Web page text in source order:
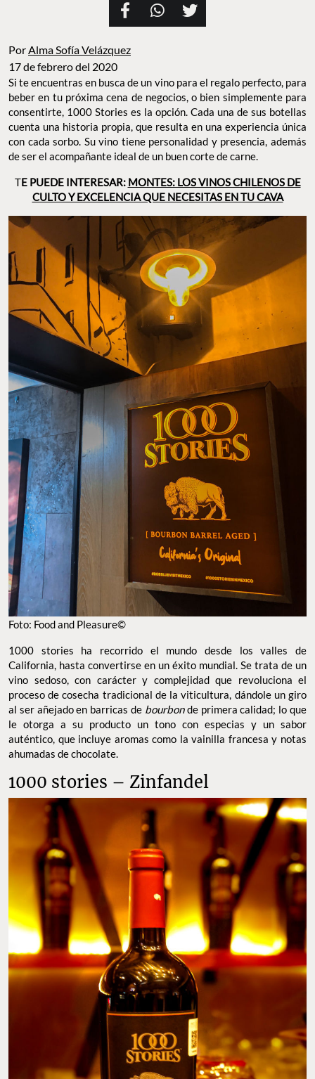
Por Alma Sofía Velázquez
17 de febrero del 2020
Si te encuentras en busca de un vino para el regalo perfecto, para
beber en tu próxima cena de negocios, o bien simplemente para
consentirte, 1000 Stories es la opción. Cada una de sus botellas
cuenta una historia propia, que resulta en una experiencia única
con cada sorbo. Su vino tiene personalidad y presencia, además
de ser el acompañante ideal de un buen corte de carne.
TE PUEDE INTERESAR: MONTES: LOS VINOS CHILENOS DE
CULTO Y EXCELENCIA QUE NECESITAS EN TU CAVA
Foto: Food and Pleasure©
1000 stories ha recorrido el mundo desde los valles de
California, hasta convertirse en un éxito mundial. Se trata de un
vino sedoso, con carácter y complejidad que revoluciona el
proceso de cosecha tradicional de la viticultura, dándole un giro
al ser añejado en barricas de bourbonde primera calidad; lo que
le otorga a su producto un tono con especias y un sabor
auténtico, que incluye aromas como la vainilla francesa y notas
ahumadas de chocolate.
1000 stories – Zinfandel